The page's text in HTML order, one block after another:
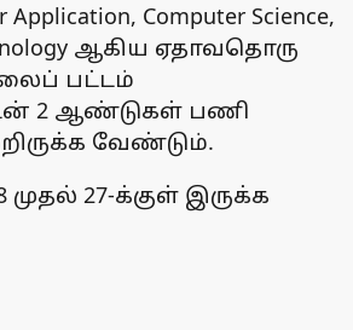
Application, Computer Science,
ஆகிய ஏதாவதொரு
பட்டம்
2 ஆண்டுகள் பணி
வேண்டும்.
முதல் 27-க்குள் இருக்க